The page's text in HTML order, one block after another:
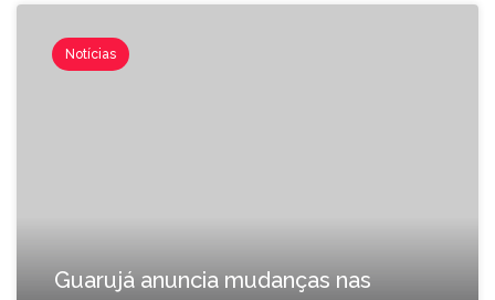
Notícias
Guarujá anuncia mudanças nas